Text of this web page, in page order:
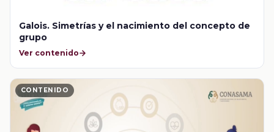
Galois. Simetrías y el nacimiento del concepto de
grupo
Ver contenido
CONTENIDO